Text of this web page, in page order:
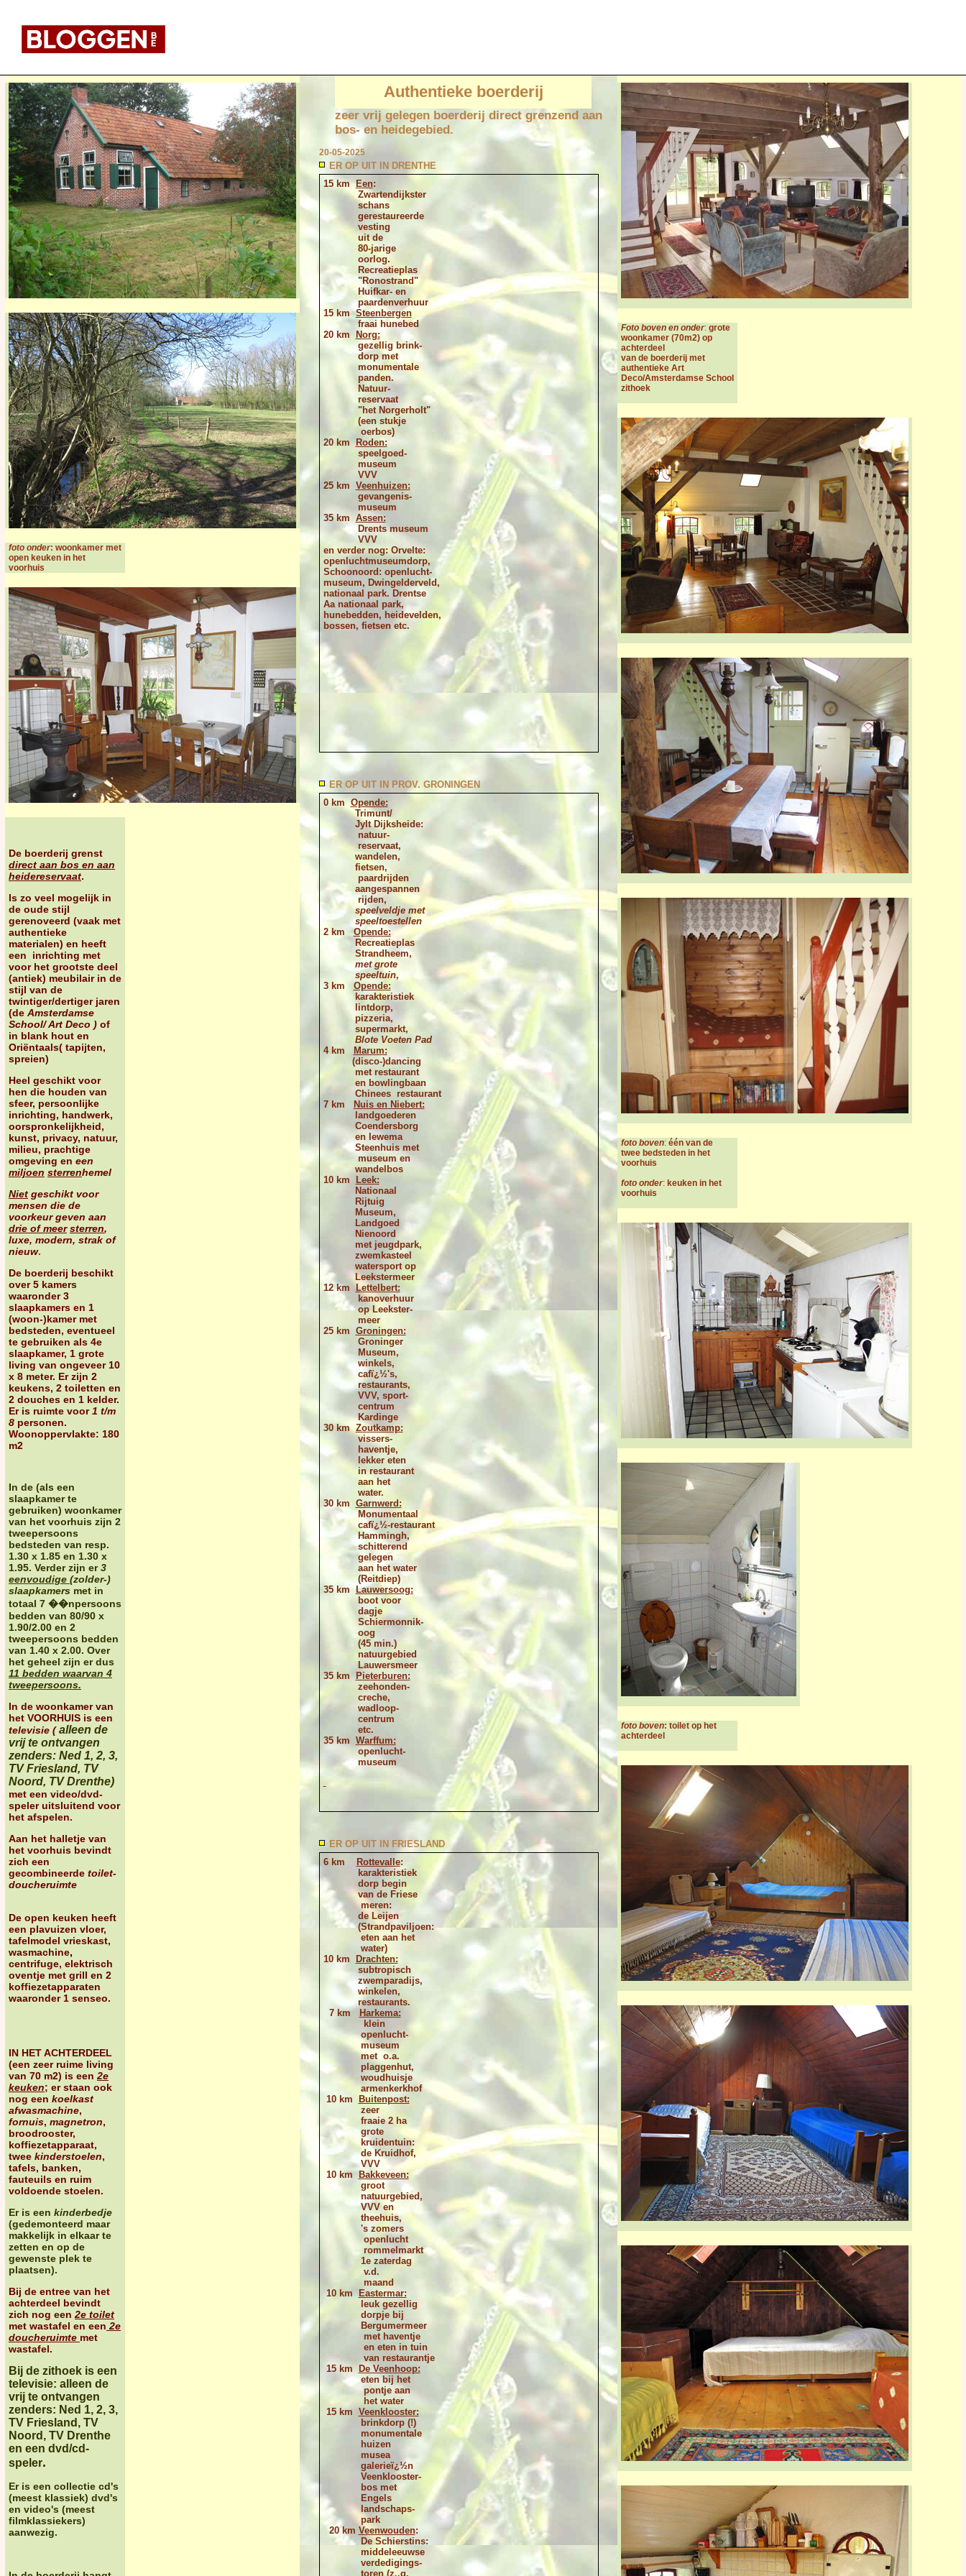
foto onder: woonkamer met
open keuken in het
voorhuis
De boerderij grenst
direct aan bos en aan
heidereservaat.
Is zo veel mogelijk in
de oude stijl
gerenoveerd (vaak met
authentieke
materialen) en heeft
een inrichting met
voor het grootste deel
(antiek) meubilair in de
stijl van de
twintiger/dertiger jaren
(de Amsterdamse
School/ Art Deco ) of
in blank hout en
Oriëntaals( tapijten,
spreien)
Heel geschikt voor
hen die houden van
sfeer, persoonlijke
inrichting, handwerk,
oorspronkelijkheid,
kunst, privacy, natuur,
milieu, prachtige
omgeving en een
miljoen sterrenhemel
Niet geschikt voor
mensen die de
voorkeur geven aan
drie of meer sterren,
luxe, modern, strak of
nieuw.
De boerderij beschikt
over 5 kamers
waaronder 3
slaapkamers en 1
(woon-)kamer met
bedsteden, eventueel
te gebruiken als 4e
slaapkamer, 1 grote
living van ongeveer 10
x 8 meter. Er zijn 2
keukens, 2 toiletten en
2 douches en 1 kelder.
Er is ruimte voor 1 t/m
8 personen.
Woonoppervlakte: 180
m2
In de (als een
slaapkamer te
gebruiken) woonkamer
van het voorhuis zijn 2
tweepersoons
bedsteden van resp.
1.30 x 1.85 en 1.30 x
1.95. Verder zijn er3
eenvoudige (zolder-)
slaapkamers met in
totaal 7 ��npersoons
bedden van 80/90 x
1.90/2.00 en 2
tweepersoons bedden
van 1.40 x 2.00. Over
het geheel zijn er dus
11 bedden waarvan 4
tweepersoons.
In de woonkamervan
het VOORHUIS is een
televisie (alleen de
vrij te ontvangen
zenders: Ned 1, 2, 3,
TV Friesland, TV
Noord, TV Drenthe)
met een video/dvd-
speleruitsluitend voor
het afspelen.
Aan het halletje van
het voorhuis bevindt
zich een
gecombineerde toilet-
doucheruimte
De open keuken heeft
een plavuizen vloer,
tafelmodel vrieskast,
wasmachine,
centrifuge, elektrisch
oventje met grill en 2
koffiezetapparaten
waaronder 1 senseo.
IN HET ACHTERDEEL
(een zeer ruime living
van 70 m2) is een 2e
keuken; erstaan ook
nog een koelkast
afwasmachine,
fornuis, magnetron,
broodrooster,
koffiezetapparaat,
twee kinderstoelen,
tafels, banken,
fauteuils en ruim
voldoende stoelen.
Er is een kinderbedje
(gedemonteerd maar
makkelijk in elkaar te
zetten en op de
gewenste plek te
plaatsen).
Bij de entree van het
achterdeel bevindt
zich nog een 2e toilet
met wastafel en een 2e
doucheruimte met
wastafel.
Bij de zithoek is een
televisie: alleen de
vrij te ontvangen
zenders: Ned 1, 2, 3,
TV Friesland, TV
Noord, TV Drenthe
en een dvd/cd-
speler.
Er is een collectie cd's
(meest klassiek) dvd's
en video's (meest
filmklassiekers)
aanwezig.
Authentieke boerderij
zeer vrij gelegen boerderij direct grenzend aan
bos- en heidegebied.
20-05-2025
ER OP UIT IN DRENTHE
15 kmEen:
Zwartendijkster
schans
gerestaureerde
vesting
uit de
80-jarige
oorlog.
Recreatieplas
"Ronostrand"
Huifkar- en
paardenverhuur
15 kmSteenbergen
fraai hunebed
20 km Norg:
gezellig brink-
dorp met
monumentale
panden.
Natuur-
reservaat
"het Norgerholt"
(een stukje
oerbos)
20 km Roden:
speelgoed-
museum
VVV
25 km Veenhuizen:
gevangenis-
museum
35 km Assen:
Drents museum
VVV
en verder nog: Orvelte:
openluchtmuseumdorp,
Schoonoord: openlucht-
museum, Dwingelderveld,
nationaal park. Drentse
Aa nationaal park,
hunebedden, heidevelden,
bossen, fietsen etc.
ER OP UIT IN PROV. GRONINGEN
0 kmOpende:
Trimunt/
Jylt Dijksheide:
natuur-
reservaat,
wandelen,
fietsen,
paardrijden
aangespannen
rijden,
speelveldje met
speeltoestellen
2 kmOpende:
Recreatieplas
Strandheem,
met grote
speeltuin,
3 km Opende:
karakteristiek
lintdorp,
pizzeria,
supermarkt,
Blote VoetenPad
4 km Marum:
(disco-)dancing
met restaurant
en bowlingbaan
Chinees restaurant
7 km Nuis en Niebert:
landgoederen
Coendersborg
en Iewema
Steenhuis met
museum en
wandelbos
10 km Leek:
Nationaal
Rijtuig
Museum,
Landgoed
Nienoord
met jeugdpark,
zwemkasteel
watersport op
Leekstermeer
12 kmLettelbert:
kanoverhuur
op Leekster-
meer
25 km Groningen:
Groninger
Museum,
winkels,
cafï¿½'s,
restaurants,
VVV, sport-
centrum
Kardinge
30 km Zoutkamp:
vissers-
haventje,
lekker eten
in restaurant
aan het
water.
30 km Garnwerd:
Monumentaal
cafï¿½-restaurant
Hammingh,
schitterend
gelegen
aan het water
(Reitdiep)
35 kmLauwersoog:
boot voor
dagje
Schiermonnik-
oog
(45 min.)
natuurgebied
Lauwersmeer
35 km Pieterburen:
zeehonden-
creche,
wadloop-
centrum
etc.
35 km Warffum:
openlucht-
museum
ER OP UIT IN FRIESLAND
6 km Rottevalle:
karakteristiek
dorp begin
van de Friese
meren:
de Leijen
(Strandpaviljoen:
eten aan het
water)
10 km Drachten:
subtropisch
zwemparadijs,
winkelen,
restaurants.
7 km Harkema:
klein
openlucht-
museum
met o.a.
plaggenhut,
woudhuisje
armenkerkhof
10 km Buitenpost:
zeer
fraaie 2 ha
grote
kruidentuin:
de Kruidhof,
VVV
10 km Bakkeveen:
groot
natuurgebied,
VVV en
theehuis,
's zomers
openlucht
rommelmarkt
1e zaterdag
v.d.
maand
10 km Eastermar:
leuk gezellig
dorpje bij
Bergumermeer
met haventje
en eten in tuin
van restaurantje
15 km De Veenhoop:
eten bij het
pontje aan
het water
15 km Veenklooster:
brinkdorp (!)
monumentale
huizen
musea
galerieï¿½n
Veenklooster-
bos met
Engels
landschaps-
park
20 km Veenwouden:
De Schierstins:
middeleeuwse
verdedigings-
toren (z..g.
Foto boven en onder: grote
woonkamer (70m2) op
achterdeel
van de boerderij met
authentieke Art
Deco/Amsterdamse School
zithoek
foto boven: één van de
twee bedsteden in het
voorhuis
foto onder: keuken in het
voorhuis
foto boven: toilet op het
achterdeel